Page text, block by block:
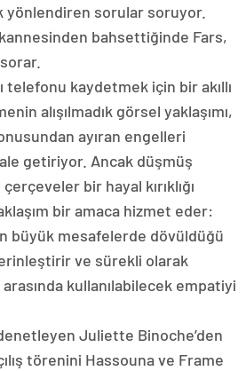
yönlendiren sorular soruyor.
bahsettiğinde Fars,
telefonu kaydetmek için bir akıllı
alışılmadık görsel yaklaşımı,
ayıran engelleri
getiriyor. Ancak düşmüş
bir hayal kırıklığı
bir amaca hizmet eder:
büyük mesafelerde dövüldüğü
ve sürekli olarak
kullanılabilecek empatiyi
Juliette Binoche’den
törenini Hassouna ve Frame